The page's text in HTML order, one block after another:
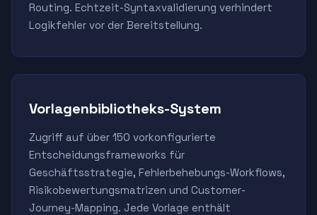
Routing. Echtzeit-Syntaxvalidierung verhindert
Logikfehler vor der Bereitstellung.
Vorlagenbibliotheks-System
Zugriff auf über 150 vorkonfigurierte
Entscheidungsframeworks für
Geschäftsstrategie, Fehlerbehebungs-Workflows,
Risikobewertungsmatrizen und Customer-
Journey-Mapping. Jede Vorlage enthält